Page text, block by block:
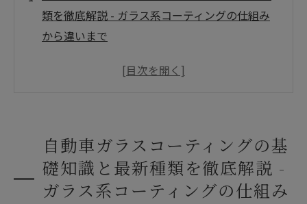
類を徹底解説 - ガラス系コーティングの仕組み
から違いまで
工する場合の完全ガイド
ガラスコーティングの耐久年数とメンテナンス
方法 - 長持ちさせる洗車テクニック
実際の施工事例と口コミ - ガラスコーティング
自動車ガラスコーティングの基
礎知識と最新種類を徹底解説 -
ガラス系コーティングの仕組み